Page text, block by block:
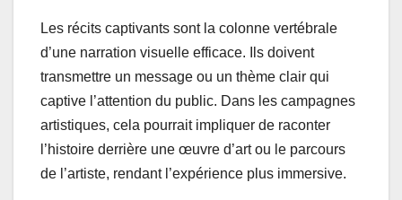
Les récits captivants sont la colonne vertébrale
d’une narration visuelle efficace. Ils doivent
transmettre un message ou un thème clair qui
captive l’attention du public. Dans les campagnes
artistiques, cela pourrait impliquer de raconter
l’histoire derrière une œuvre d’art ou le parcours
de l’artiste, rendant l’expérience plus immersive.